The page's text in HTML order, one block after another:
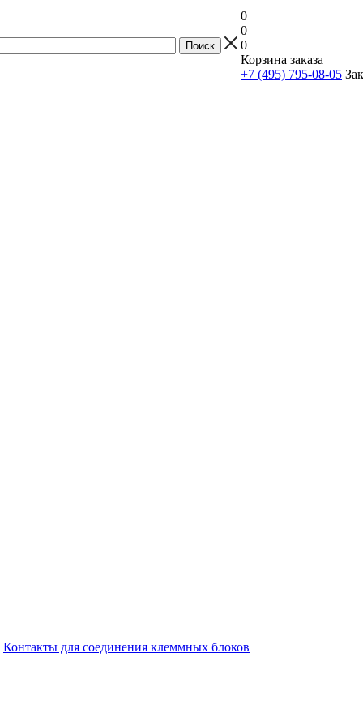
0
0
0
Корзина заказа
+7 (495) 795-08-05
Контакты для соединения клеммных блоков